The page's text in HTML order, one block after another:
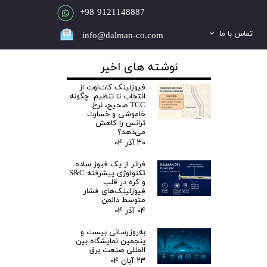
تماس با ما
پشتیبانی فنی
وضعیت سفارش
​​​​9121148887 98+
info@dalman-co.com
نوشته های اخیر
فیوزلینک کات‌اوت از
انتخاب تا تنظیم: چگونه
TCC صحیح، نرخ
خاموشی و خسارت
ترانس را کاهش
می‌دهد؟
۳۰ آذر ۰۴
فراتر از یک فیوز ساده:
تکنولوژی پیشرفته S&C
و کره در قلب
فیوزلینک‌های فشار
متوسط دالمن
۰۴ آذر ۰۴
به‌روزرسانی بیست و
پنجمین نمایشگاه بین
المللی صنعت برق
۲۳ آبان ۰۴